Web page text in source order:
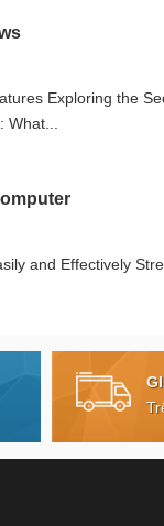
Exploring the
and Effectively